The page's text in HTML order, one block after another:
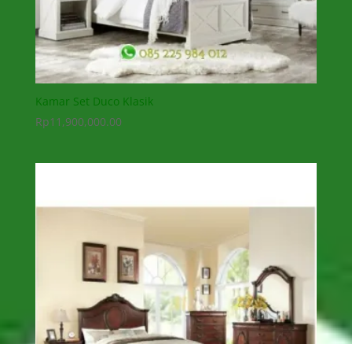
Kamar Set Duco Klasik
Rp11,900,000.00